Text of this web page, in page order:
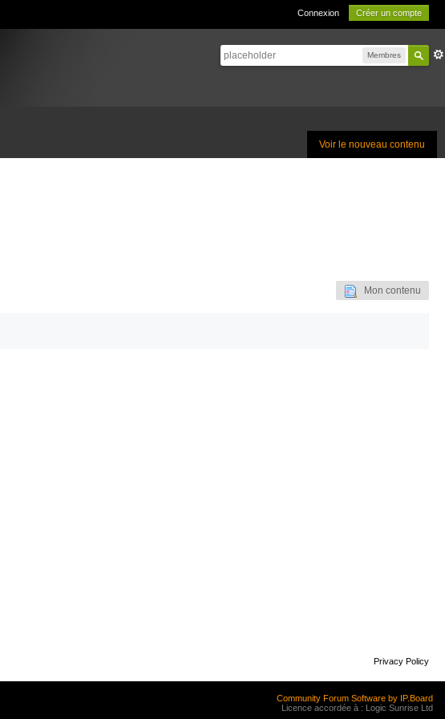
Connexion Créer un compte
Membres
Voir le nouveau contenu
Mon contenu
Privacy Policy
Community Forum Software by IP.Board
Licence accordée à : Logic Sunrise Ltd